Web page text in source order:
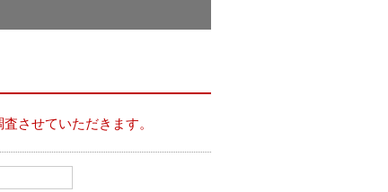
させていただきます。